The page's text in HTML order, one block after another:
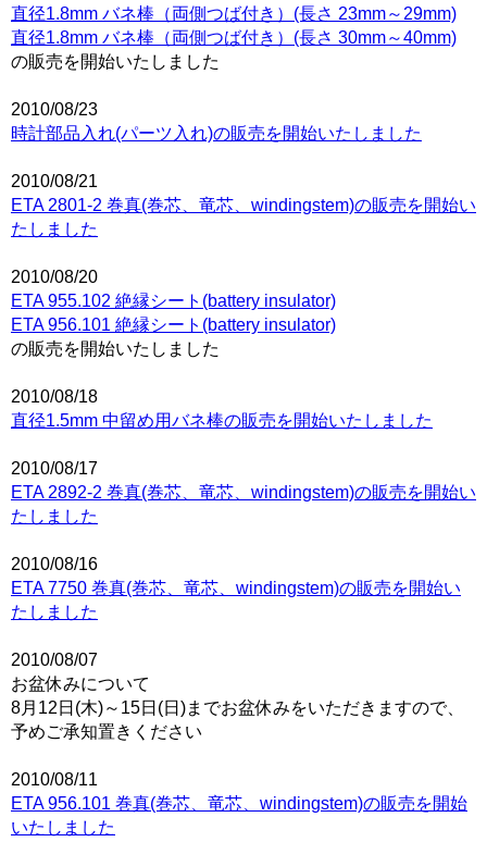
直径1.8mm バネ棒（両側つば付き）(長さ 23mm～29mm)
直径1.8mm バネ棒（両側つば付き）(長さ 30mm～40mm)
の販売を開始いたしました
2010/08/23
時計部品入れ(パーツ入れ)の販売を開始いたしました
2010/08/21
ETA 2801-2 巻真(巻芯、竜芯、windingstem)の販売を開始い
たしました
2010/08/20
ETA 955.102 絶縁シート(battery insulator)
ETA 956.101 絶縁シート(battery insulator)
の販売を開始いたしました
2010/08/18
直径1.5mm 中留め用バネ棒の販売を開始いたしました
2010/08/17
ETA 2892-2 巻真(巻芯、竜芯、windingstem)の販売を開始い
たしました
2010/08/16
ETA 7750 巻真(巻芯、竜芯、windingstem)の販売を開始い
たしました
2010/08/07
お盆休みについて
8月12日(木)～15日(日)までお盆休みをいただきますので、
予めご承知置きください
2010/08/11
ETA 956.101 巻真(巻芯、竜芯、windingstem)の販売を開始
いたしました